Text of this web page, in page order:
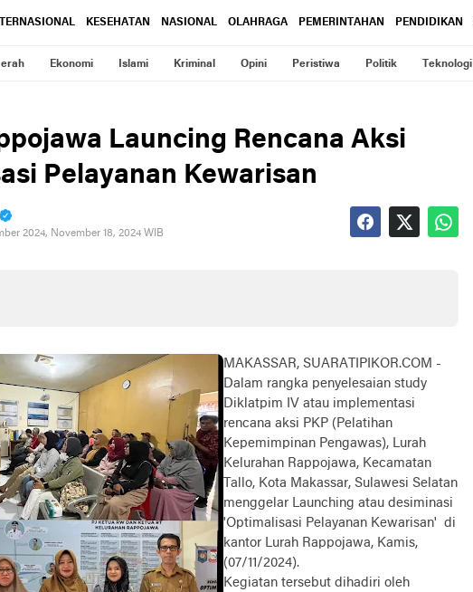
KESEHATAN NASIONAL OLAHRAGA PEMERINTAHAN PENDIDIKAN
Ekonomi Islami Kriminal Opini Peristiwa Politik Teknologi
Launcing Rencana Aksi
Pelayanan Kewarisan
2024, November 18, 2024 WIB
MAKASSAR, SUARATIPIKOR.COM -
Dalam rangka penyelesaian study
Diklatpim IV atau implementasi
rencana aksi PKP (Pelatihan
Kepemimpinan Pengawas), Lurah
Kelurahan Rappojawa, Kecamatan
Tallo, Kota Makassar, Sulawesi Selatan
menggelar Launching atau desiminasi
'Optimalisasi Pelayanan Kewarisan' di
kantor Lurah Rappojawa, Kamis,
(07/11/2024).
Kegiatan tersebut dihadiri oleh